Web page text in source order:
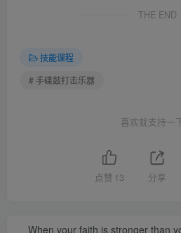
THE END
技能课程
# 手碟鼓打击乐器
喜欢就支持一
点赞 13 分享
When your faith is stronger than